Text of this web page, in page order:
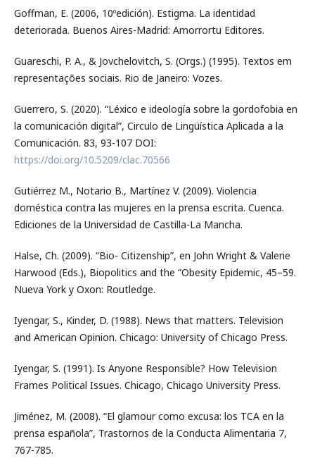
Goffman, E. (2006, 10ºedición). Estigma. La identidad
deteriorada. Buenos Aires-Madrid: Amorrortu Editores.
Guareschi, P. A., & Jovchelovitch, S. (Orgs.) (1995). Textos em
representações sociais. Rio de Janeiro: Vozes.
Guerrero, S. (2020). “Léxico e ideología sobre la gordofobia en
la comunicación digital”, Circulo de Lingüística Aplicada a la
Comunicación. 83, 93-107 DOI:
https://doi.org/10.5209/clac.70566
Gutiérrez M., Notario B., Martínez V. (2009). Violencia
doméstica contra las mujeres en la prensa escrita. Cuenca.
Ediciones de la Universidad de Castilla-La Mancha.
Halse, Ch. (2009). “Bio- Citizenship”, en John Wright & Valerie
Harwood (Eds.), Biopolitics and the “Obesity Epidemic, 45–59.
Nueva York y Oxon: Routledge.
Iyengar, S., Kinder, D. (1988). News that matters. Television
and American Opinion. Chicago: University of Chicago Press.
Iyengar, S. (1991). Is Anyone Responsible? How Television
Frames Political Issues. Chicago, Chicago University Press.
Jiménez, M. (2008). “El glamour como excusa: los TCA en la
prensa española”, Trastornos de la Conducta Alimentaria 7,
767-785.